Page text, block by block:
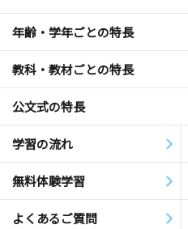
年齢・学年ごとの特長
教科・教材ごとの特長
公文式の特長
学習の流れ
無料体験学習
よくあるご質問